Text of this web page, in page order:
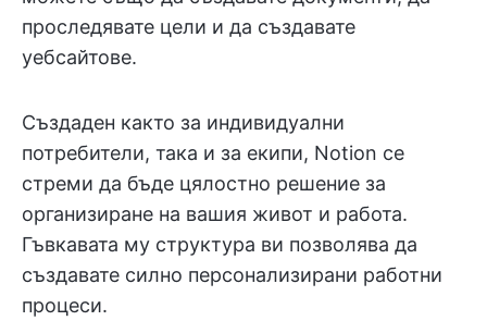
проследявате цели и да създавате
уебсайтове.
Създаден както за индивидуални
потребители, така и за екипи, Notion се
стреми да бъде цялостно решение за
организиране на вашия живот и работа.
Гъвкавата му структура ви позволява да
създавате силно персонализирани работни
процеси.